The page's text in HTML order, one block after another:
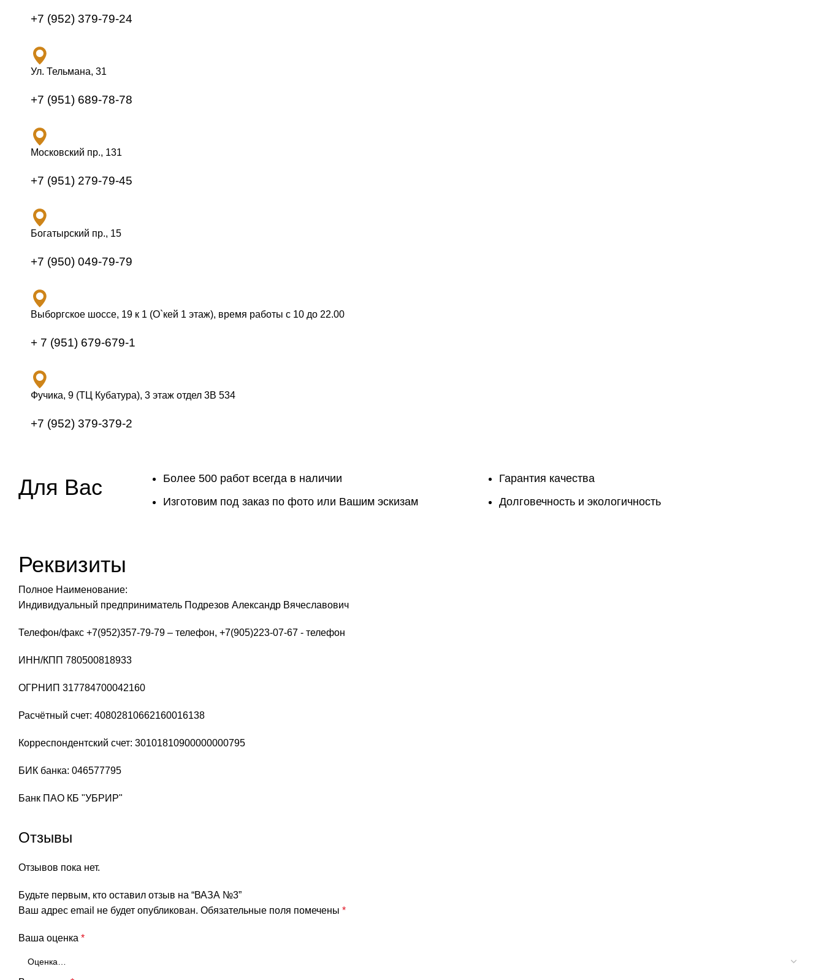
+7 (952) 379-79-24
Ул. Тельмана, 31
+7 (951) 689-78-78
Московский пр., 131
+7 (951) 279-79-45
Богатырский пр., 15
+7 (950) 049-79-79
Выборгское шоссе, 19 к 1 (О`кей 1 этаж), время работы с 10 до 22.00
+ 7 (951) 679-679-1
Фучика, 9 (ТЦ Кубатура), 3 этаж отдел 3В 534
+7 (952) 379-379-2
Для Вас
Более 500 работ всегда в наличии
Изготовим под заказ по фото или Вашим эскизам
Гарантия качества
Долговечность и экологичность
Реквизиты
Полное Наименование:
Индивидуальный предприниматель Подрезов Александр Вячеславович
Телефон/факс +7(952)357-79-79 – телефон, +7(905)223-07-67 - телефон
ИНН/КПП 780500818933
ОГРНИП 317784700042160
Расчётный счет: 40802810662160016138
Корреспондентский счет: 30101810900000000795
БИК банка: 046577795
Банк ПАО КБ "УБРИР"
Отзывы
Отзывов пока нет.
Будьте первым, кто оставил отзыв на “ВАЗА №3”
Ваш адрес email не будет опубликован. Обязательные поля помечены *
Ваша оценка *